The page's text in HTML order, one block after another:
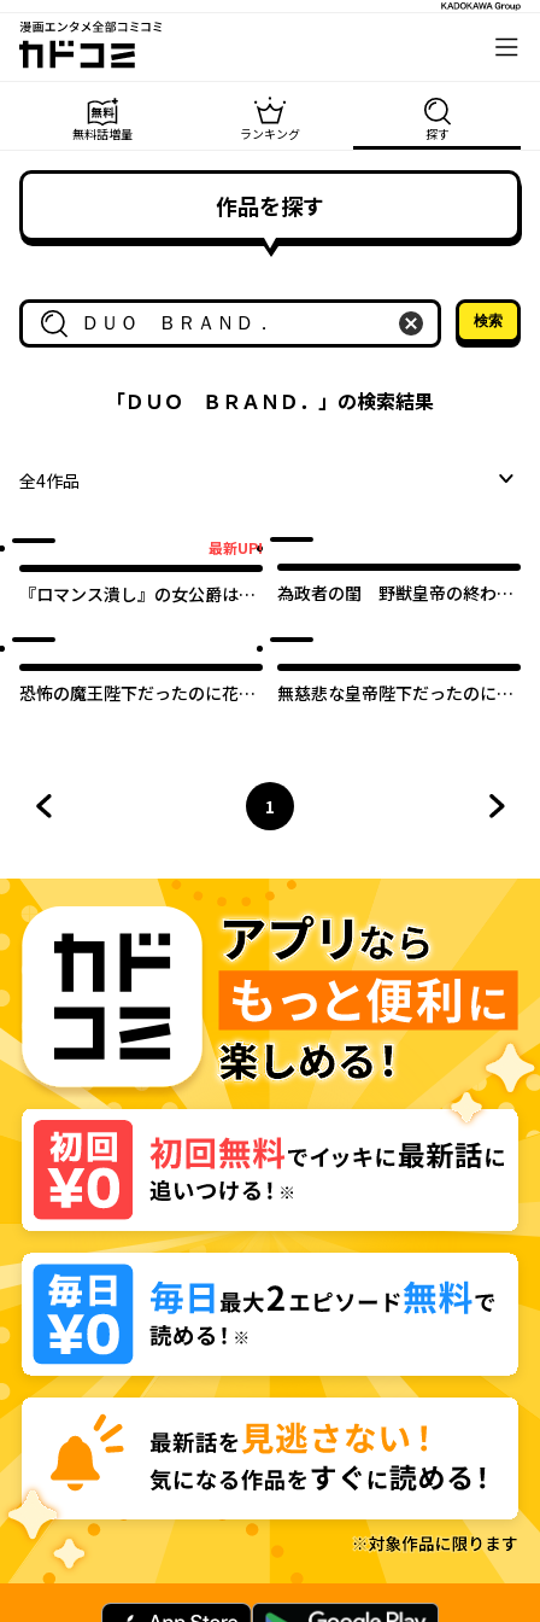
漫画エンタメ全部コミコミ
カドコミ
無料話増量 ランキング 探す
作品を探す
作品名・作家名で探す
検索
「ＤＵＯ ＢＲＡＮＤ． 」の検索結果
全4作品
最新UP!
『ロマンス潰し』の女公爵は第
為政者の閨 野獣皇帝の終わら
恐怖の魔王陛下だったのに花嫁
無慈悲な皇帝陛下だったのに花
ページ
1
へ